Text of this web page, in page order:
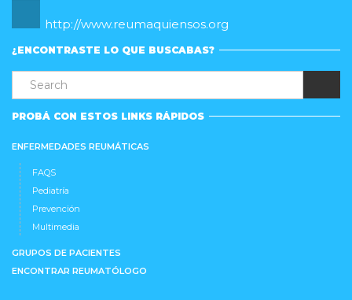
http://www.reumaquiensos.org
¿ENCONTRASTE LO QUE BUSCABAS?
PROBÁ CON ESTOS LINKS RÁPIDOS
ENFERMEDADES REUMÁTICAS
FAQS
Pediatría
Prevención
Multimedia
GRUPOS DE PACIENTES
ENCONTRAR REUMATÓLOGO